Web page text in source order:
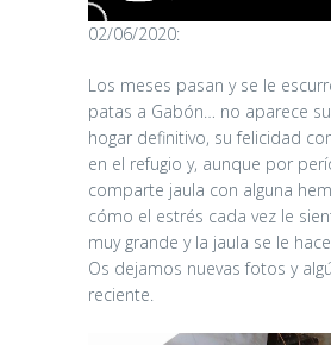
02/06/2020:
Los meses pasan y se le
patas a Gabón… no aparece
hogar definitivo, su felicidad
en el refugio y, aunque por
comparte jaula con alguna
cómo el estrés cada vez le
muy grande y la jaula se le
Os dejamos nuevas fotos y
reciente.